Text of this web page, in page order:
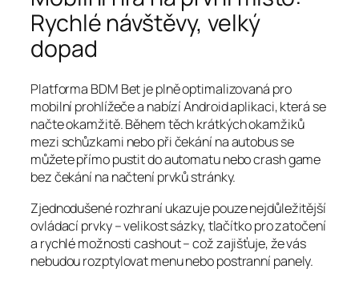
Rychlé návštěvy, velký
dopad
Platforma BDM Bet je plně optimalizovaná pro
mobilní prohlížeče a nabízí Android aplikaci, která se
načte okamžitě. Během těch krátkých okamžiků
mezi schůzkami nebo při čekání na autobus se
můžete přímo pustit do automatu nebo crash game
bez čekání na načtení prvků stránky.
Zjednodušené rozhraní ukazuje pouze nejdůležitější
ovládací prvky – velikost sázky, tlačítko pro zatočení
a rychlé možnosti cashout – což zajišťuje, že vás
nebudou rozptylovat menu nebo postranní panely.